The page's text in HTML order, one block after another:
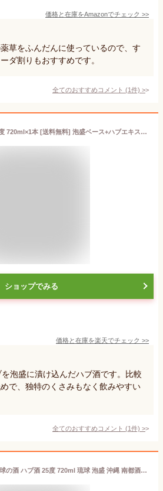
価格と在庫をAmazonでチェック >>
草をふんだんに使っているので、す
ダ割りもおすすめです。
全てのおすすめコメント (1件) >
南都酒造 ハブ酒 25度 720ml×1本 [送料無料] 泡盛ベース+ハブエキス+13種類のハーブブレンド
ショップでみる
価格と在庫を楽天でチェック >>
泡盛に漬け込んだハブ酒です。比較
で、独特のくさみもなく飲みやすい
全てのおすすめコメント (1件) >
【ポイント5倍】 琉球の酒 ハブ酒 25度 720ml 琉球 泡盛 沖縄 南都酒造所